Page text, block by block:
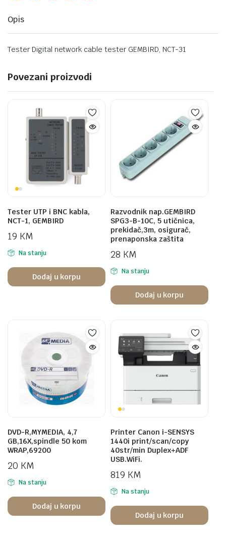
Opis
Tester Digital network cable tester GEMBIRD, NCT-31
Povezani proizvodi
Tester UTP i BNC kabla,
NCT-1, GEMBIRD
19 KM
Na stanju
Dodaj u korpu
Razvodnik nap.GEMBIRD
SPG3-B-10C, 5 utičnica,
prekidač,3m, osigurač,
prenaponska zaštita
28 KM
Na stanju
Dodaj u korpu
DVD-R,MYMEDIA, 4,7
GB,16X,spindle 50 kom
WRAP,69200
20 KM
Na stanju
Dodaj u korpu
Printer Canon i-SENSYS
1440i print/scan/copy
40str/min Duplex+ADF
USB.WiFi.
819 KM
Na stanju
Dodaj u korpu